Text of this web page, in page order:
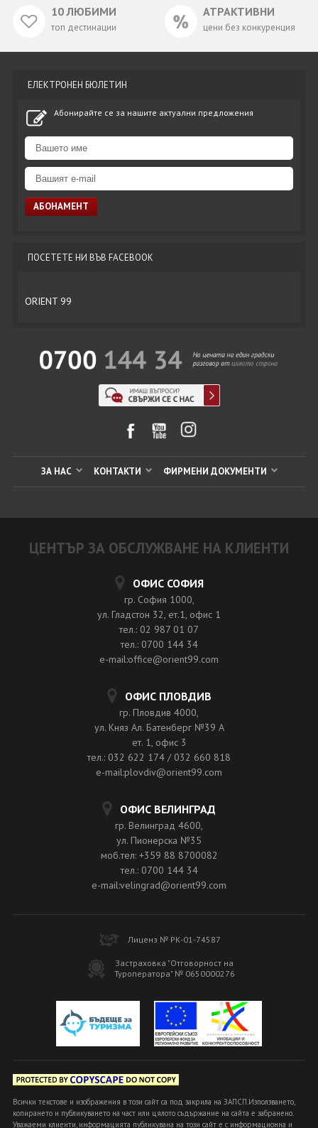
10 ЛЮБИМИ
топ дестинации
АТРАКТИВНИ
цени без конкуренция
ЕЛЕКТРОНЕН БЮЛЕТИН
Абонирайте се за нашите актуални предложения
ПОСЕТЕТЕ НИ ВЪВ FACEBOOK
ORIENT 99
ЗА НАС КОНТАКТИ ФИРМЕНИ ДОКУМЕНТИ
ЦЕНТЪР ЗА ОБСЛУЖВАНЕ НА КЛИЕНТИ
ОФИС СОФИЯ
гр. София 1000,
ул. Гладстон 32, ет.1, офис 1
тел.: 02 987 01 07
тел.: 0700 144 34
e-mail:office@orient99.com
ОФИС ПЛОВДИВ
гр. Пловдив 4000,
ул. Княз Ал. Батенберг №39 A
ет. 1, офис 3
тел.: 032 622 174 / 032 660 818
e-mail:plovdiv@orient99.com
ОФИС ВЕЛИНГРАД
гр. Велинград 4600,
ул. Пионерска №35
моб.тел: +359 88 8700082
тел.: 0700 144 34
e-mail:velingrad@orient99.com
Лиценз № РК-01-74587
Застраховка "Отговорност на
Туроператора" № 0650000276
Всички текстове и изображения в този сайт са под закрила на ЗАПСП.Използването,
копирането и публикуването на част или цялото съдържание на сайта е забранено.
Уважаеми клиенти, информацията публикувана на този сайт е с информационна и